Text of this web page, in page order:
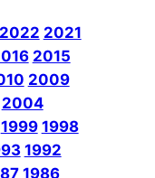
2022 2021
2015
2009
2004
1999 1998
1992
1986